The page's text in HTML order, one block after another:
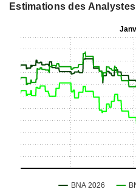
Estimations des Analystes